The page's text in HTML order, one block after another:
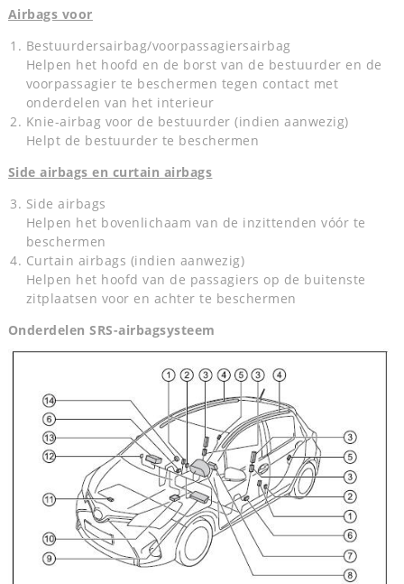
Airbags voor
Bestuurdersairbag/voorpassagiersairbag
Helpen het hoofd en de borst van de bestuurder en de
voorpassagier te beschermen tegen contact met
onderdelen van het interieur
Knie-airbag voor de bestuurder (indien aanwezig)
Helpt de bestuurder te beschermen
Side airbags en curtain airbags
Side airbags
Helpen het bovenlichaam van de inzittenden vóór te
beschermen
Curtain airbags (indien aanwezig)
Helpen het hoofd van de passagiers op de buitenste
zitplaatsen voor en achter te beschermen
Onderdelen SRS-airbagsysteem